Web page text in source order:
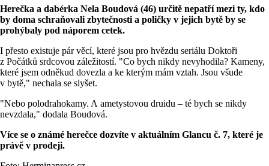
Herečka a dabérka Nela Boudová (46) určitě nepatří mezi ty, kdo
by doma schraňovali zbytečnosti a poličky v jejich bytě by se
prohýbaly pod náporem cetek.
I přesto existuje pár věcí, které jsou pro hvězdu seriálu Doktoři
z Počátků srdcovou záležitostí. "Co bych nikdy nevyhodila? Kameny,
které jsem odněkud dovezla a ke kterým mám vztah. Jsou všude
v bytě," nechala se slyšet.
"Nebo polodrahokamy. A ametystovou druidu – té bych se nikdy
nevzdala," dodala Boudová.
Více se o známé herečce dozvíte v aktuálním Glancu č. 7, které je
právě v prodeji.